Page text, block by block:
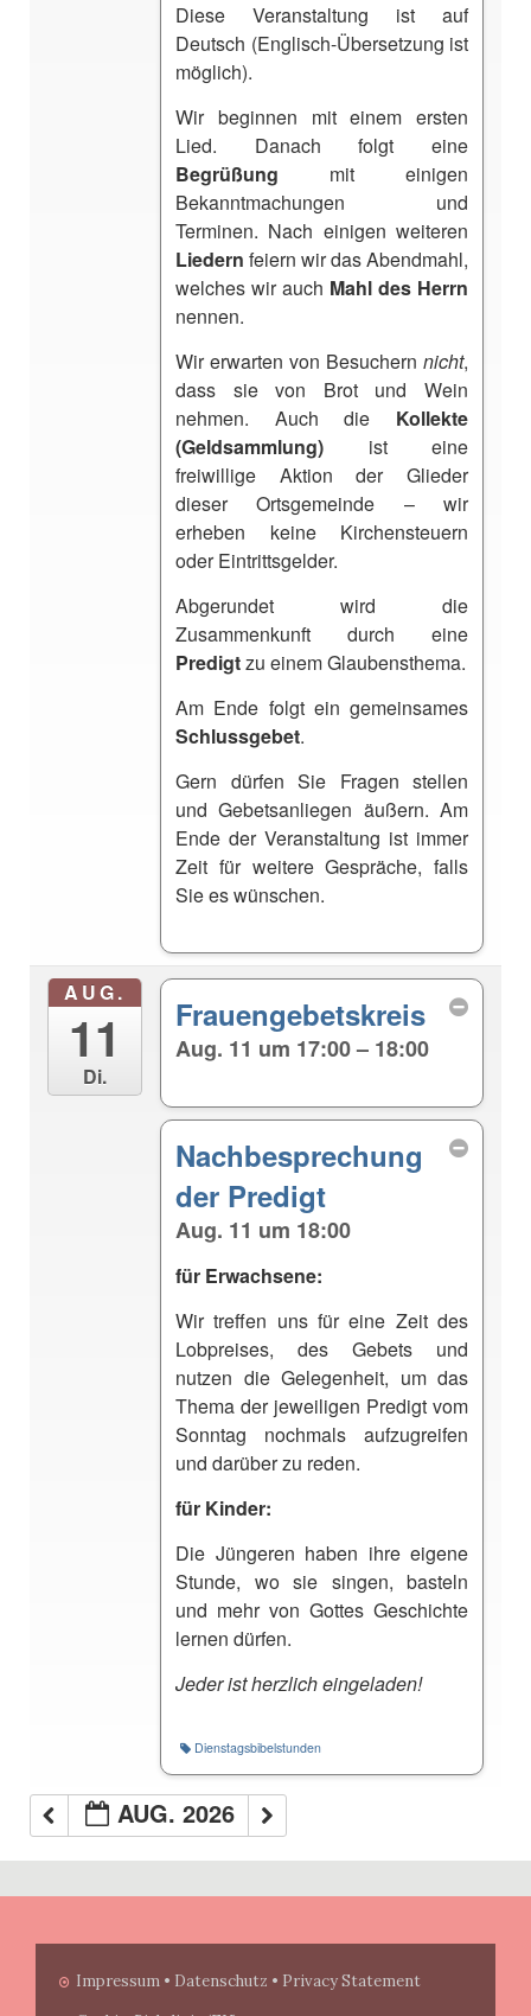
Diese Veranstaltung ist auf
Deutsch (Englisch-Übersetzung ist
möglich).
Wir beginnen mit einem ersten
Lied. Danach folgt eine
Begrüßung mit einigen
Bekanntmachungen und
Terminen. Nach einigen weiteren
Liedern feiern wir das Abendmahl,
welches wir auch Mahl des Herrn
nennen.
Wir erwarten von Besuchern nicht,
dass sie von Brot und Wein
nehmen. Auch die Kollekte
(Geldsammlung) ist eine
freiwillige Aktion der Glieder
dieser Ortsgemeinde – wir
erheben keine Kirchensteuern
oder Eintrittsgelder.
Abgerundet wird die
Zusammenkunft durch eine
Predigtzu einem Glaubensthema.
Am Ende folgt ein gemeinsames
Schlussgebet.
Gern dürfen Sie Fragen stellen
und Gebetsanliegen äußern. Am
Ende der Veranstaltung ist immer
Zeit für weitere Gespräche, falls
Sie es wünschen.
AUG.
11
Di.
Frauengebetskreis
Aug. 11 um 17:00 – 18:00
Nachbesprechung
der Predigt
Aug. 11 um 18:00
für Erwachsene:
Wir treffen uns für eine Zeit des
Lobpreises, des Gebets und
nutzen die Gelegenheit, um das
Thema der jeweiligen Predigt vom
Sonntag nochmals aufzugreifen
und darüber zu reden.
für Kinder:
Die Jüngeren haben ihre eigene
Stunde, wo sie singen, basteln
und mehr von Gottes Geschichte
lernen dürfen.
Jeder ist herzlich eingeladen!
Dienstagsbibelstunden
AUG. 2026
Impressum • Datenschutz • Privacy Statement